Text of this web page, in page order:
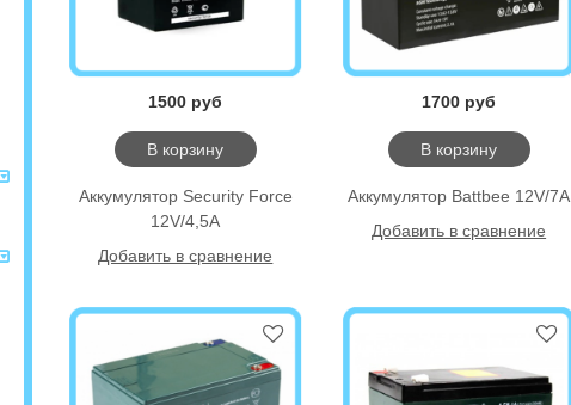
1500 руб
В корзину
Аккумулятор Security Force
12V/4,5A
Добавить в сравнение
1700 руб
В корзину
Аккумулятор Battbee 12V/7A
Добавить в сравнение